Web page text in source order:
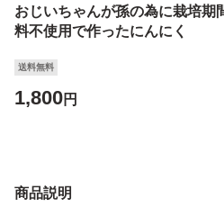
おじいちゃんが孫の為に栽培期
料不使用で作ったにんにく
送料無料
1,800円
商品説明